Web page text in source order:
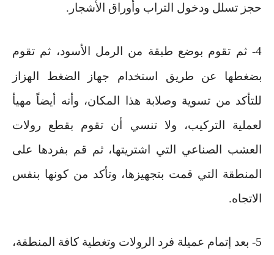
حجز تسلل ودخول التراب وأوراق الأشجار .
4-
ثم تقوم بوضع طبقة من الرمل الأسود، ثم تقوم
بضغطها عن طريق استخدام جهاز الضغط الهزاز
للتأكد من تسوية وصلابة هذا المكان، وأنه أيضاً مهيأ
لعملية التركيب، ولا تنسي أن تقوم بقطع رولات
العشب الصناعي التي اشتريتها، ثم قم بفردها على
المنطقة التي قمت بتجهيزها، وتأكد من كونها بنفس
الاتجاه.
5- بعد إتمام عميلة فرد الرولات وتغطية كافة المنطقة،